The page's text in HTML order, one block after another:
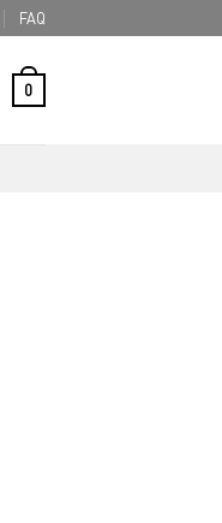
FAQ
0